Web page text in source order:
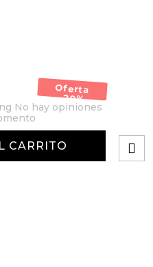
Oferta
-20%
No hay opiniones
CARRITO